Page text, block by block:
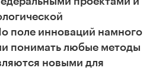
поле инноваций намного
понимать любые методы
новыми для